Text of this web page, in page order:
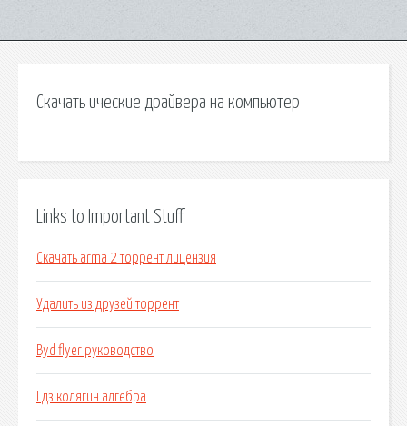
Скачать ические драйвера на компьютер
Links to Important Stuff
Скачать arma 2 торрент лицензия
Удалить из друзей торрент
Byd flyer руководство
Гдз колягин алгебра